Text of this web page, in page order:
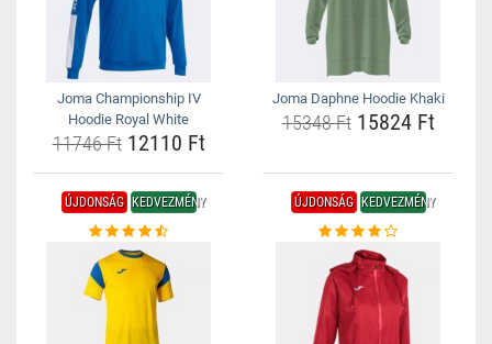
Joma Championship IV
Hoodie Royal White
11746 Ft12110 Ft
Joma Daphne Hoodie Khaki
15348 Ft15824 Ft
ÚJDONSÁG KEDVEZMÉNY ÚJDONSÁG KEDVEZMÉNY